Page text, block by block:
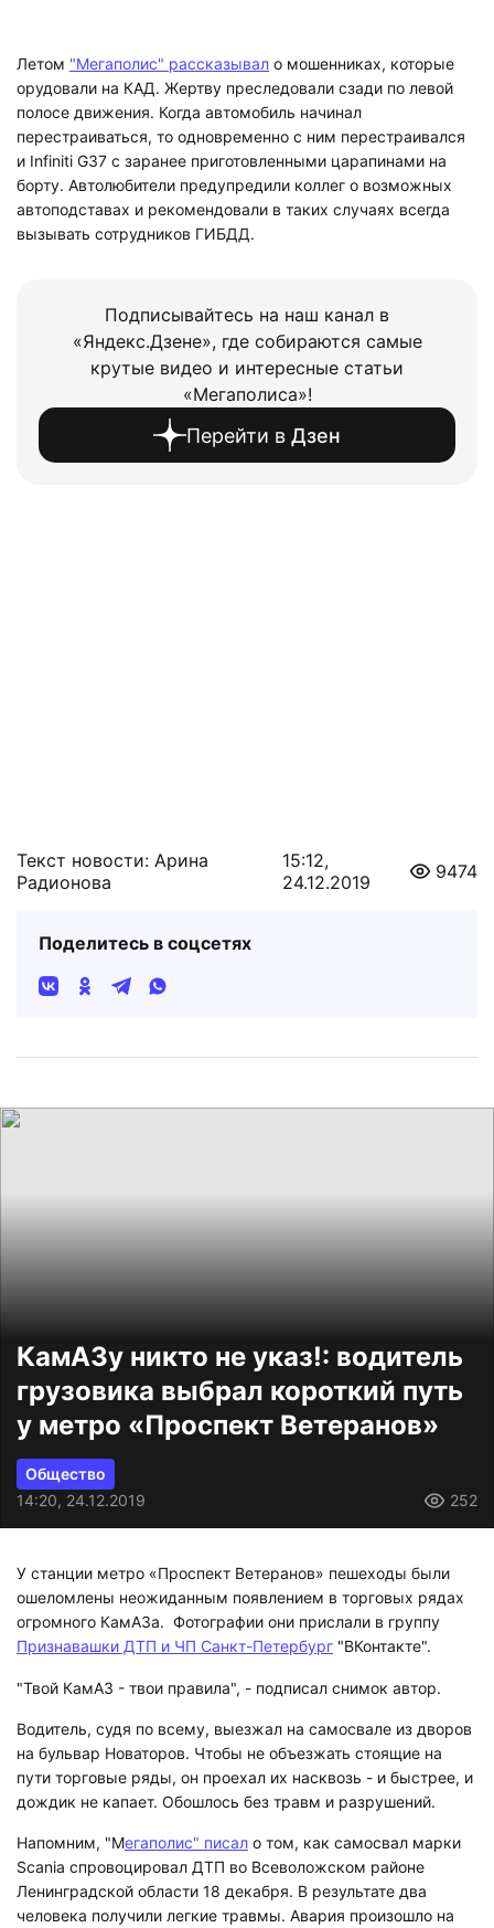
Летом "Мегаполис" рассказывал о мошенниках, которые
орудовали на КАД. Жертву преследовали сзади по левой
полосе движения. Когда автомобиль начинал
перестраиваться, то одновременно с ним перестраивался
и Infiniti G37 с заранее приготовленными царапинами на
борту. Автолюбители предупредили коллег о возможных
автоподставах и рекомендовали в таких случаях всегда
вызывать сотрудников ГИБДД.
Подписывайтесь на наш канал в
«Яндекс.Дзене», где собираются самые
крутые видео и интересные статьи
«Мегаполиса»!
Перейти в Дзен
Текст новости: Арина
Радионова
15:12,
24.12.2019
9474
Поделитесь в соцсетях
КамАЗу никто не указ!: водитель
грузовика выбрал короткий путь
у метро «Проспект Ветеранов»
Общество
14:20, 24.12.2019
252
У станции метро «Проспект Ветеранов» пешеходы были
ошеломлены неожиданным появлением в торговых рядах
огромного КамАЗа. Фотографии они прислали в группу
Признавашки ДТП и ЧП Санкт-Петербург "ВКонтакте".
"Твой КамАЗ - твои правила", - подписал снимок автор.
Водитель, судя по всему, выезжал на самосвале из дворов
на бульвар Новаторов. Чтобы не объезжать стоящие на
пути торговые ряды, он проехал их насквозь - и быстрее, и
дождик не капает. Обошлось без травм и разрушений.
Напомним, "Мегаполис" писал о том, как самосвал марки
Scania спровоцировал ДТП во Всеволожском районе
Ленинградской области 18 декабря. В результате два
человека получили легкие травмы. Авария произошло на